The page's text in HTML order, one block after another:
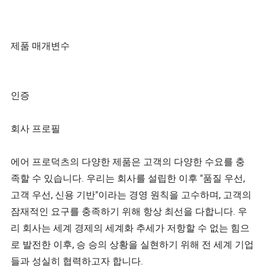
제품 매개변수
인증
회사 프로필
에어 프로덕츠의 다양한 제품은 고객의 다양한 수요를 충
족할 수 있습니다. 우리는 회사를 설립한 이후 "품질 우선,
고객 우선, 신용 기반"이라는 경영 원칙을 고수하며, 고객의
잠재적인 요구를 충족하기 위해 항상 최선을 다합니다. 우
리 회사는 세계 경제의 세계화 추세가 저항할 수 없는 힘으
로 발전한 이후, 승 승의 상황을 실현하기 위해 전 세계 기업
들과 성실히 협력하고자 합니다.